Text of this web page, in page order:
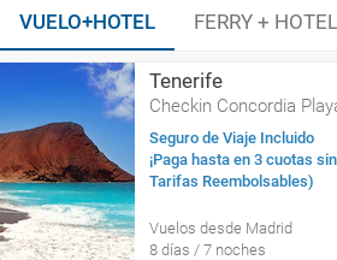
VUELO+HOTEL FERRY + HOTEL
Tenerife
Checkin Concordia
Seguro de Viaje Incluido
¡Paga hasta en 3 cuotas
Tarifas Reembolsables)
Vuelos desde Madrid
8 días / 7 noches